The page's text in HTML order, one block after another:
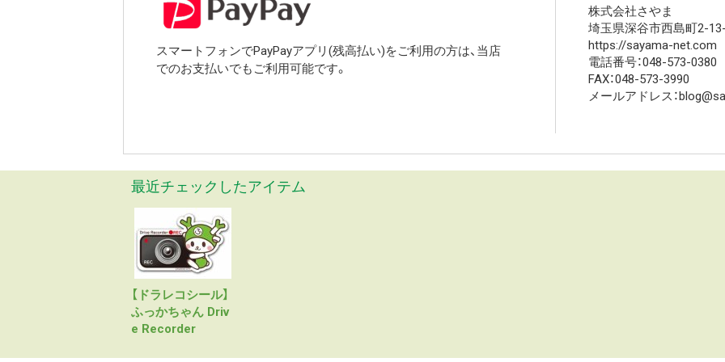
スマートフォンでPayPayアプリ(残高払い)をご利用の方は、当店
でのお支払いでもご利用可能です。
株式会社さやま
埼玉県深谷市西島町2-
https://sayama-net.com
電話番号：048-573-0380
FAX：048-573-3990
メールアドレス：
最近チェックしたアイテム
【ドラレコシール】
ふっかちゃん Driv
e Recorder